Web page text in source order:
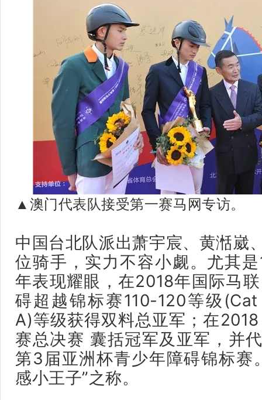
▲澳门代表队接受第一赛马网专访。
中国台北队派出萧宇宸、黄湉崴
位骑手，实力不容小觑。尤其
年表现耀眼，在2018年国际马
碍超越锦标赛110-120等级
A)等级获得双料总亚军；在
赛总决赛 囊括冠军及亚军，并
第3届亚洲杯青少年障碍锦标赛
感小王子”之称。